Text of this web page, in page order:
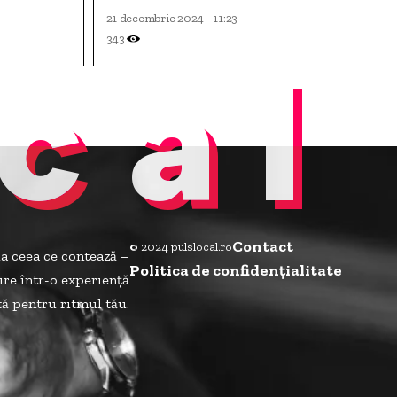
21 decembrie 2024 - 11:23
343
ceea ce contează –
într-o experiență
pentru ritmul tău.
© 2024 pulslocal.roContact
Politica de confidenţialitate